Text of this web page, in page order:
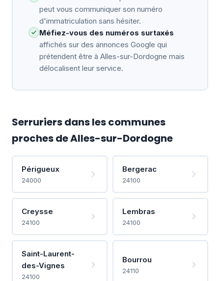
peut vous communiquer son numéro
d'immatriculation sans hésiter.
Méfiez-vous des numéros surtaxés
affichés sur des annonces Google qui
prétendent être à Alles-sur-Dordogne mais
délocalisent leur service.
Serruriers dans les communes
proches de Alles-sur-Dordogne
Périgueux
24000
Bergerac
24100
Creysse
24100
Lembras
24100
Saint-Laurent-
des-Vignes
24100
Bourrou
24110